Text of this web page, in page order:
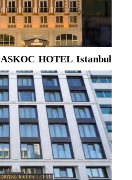
ASKOC HOTEL Istanbul